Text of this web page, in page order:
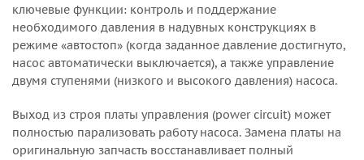
ключевые функции: контроль и поддержание
необходимого давления в надувных конструкциях в
режиме «автостоп» (когда заданное давление достигнуто,
насос автоматически выключается), а также управление
двумя ступенями (низкого и высокого давления) насоса.
Выход из строя платы управления (power circuit) может
полностью парализовать работу насоса. Замена платы на
оригинальную запчасть восстанавливает полный